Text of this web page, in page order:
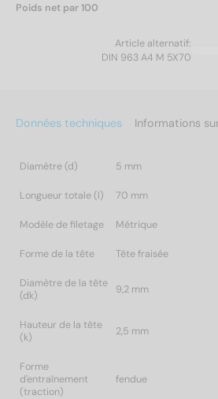
Poids net par 100
Article alternatif:
DIN 963 A4 M 5X70
Données techniques Informations
Diamètre (d) 5 mm
Longueur totale (l) 70 mm
Modèle de filetage Métrique
Forme de la tête Tête fraisée
Diamètre de la tête
(dk)
9,2 mm
Hauteur de la tête
(k)
2,5 mm
Forme
d'entraînement
(traction)
fendue